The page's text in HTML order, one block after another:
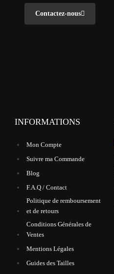
Contactez-nous
INFORMATIONS
Mon Compte
Suivre ma Commande
Blog
F.A.Q / Contact
Politique de remboursement
et de retours
Conditions Générales de
Ventes
Mentions Légales
Guides des Tailles